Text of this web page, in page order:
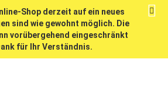
Shop derzeit auf ein neues
sind wie gewohnt möglich. Die
vorübergehend eingeschränkt
für Ihr Verständnis.